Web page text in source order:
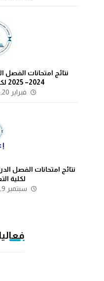
نتائج امتحانات الفصل
2024– 2025 لكلية التعليم المفتوح
فبراير 20, 2025
لكلية
سبتمبر 9, 2024